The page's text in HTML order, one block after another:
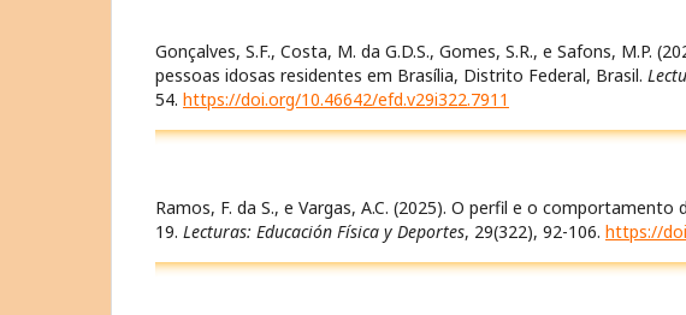
Gonçalves, S.F., Costa, M. da G.D.S., Gomes, S.R., e Safons, M.P.
pessoas idosas residentes em Brasília, Distrito Federal, Brasil.
54. https://doi.org/10.46642/efd.v29i322.7911
Ramos, F. da S., e Vargas, A.C. (2025). O perfil e o
19. Lecturas: Educación Física y Deportes, 29(322), 92-106. https://